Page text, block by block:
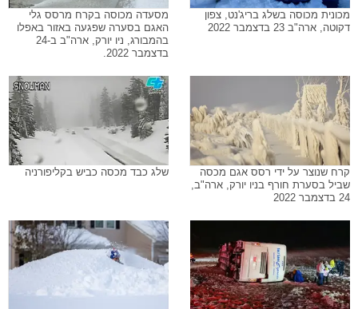
מכונית מכוסה בשלג בריג'נט, צפון
דקוטה, ארה"ב 23 בדצמבר 2022
מסעדה מכוסה בקרח מרסס גלי
האגם בסערה שפגעה באזור באפלו
בהמבורג, ניו יורק, ארה"ב ב-24
בדצמבר 2022.
קרח שנוצר על ידי רסס אגם מכסה
שביל בסערת חורף בניו יורק, ארה"ב,
24 בדצמבר 2022
שלג כבד מכסה כביש בקליפורניה